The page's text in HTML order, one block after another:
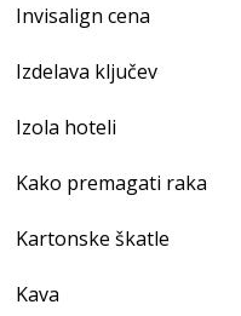
Invisalign cena
Izdelava ključev
Izola hoteli
Kako premagati raka
Kartonske škatle
Kava